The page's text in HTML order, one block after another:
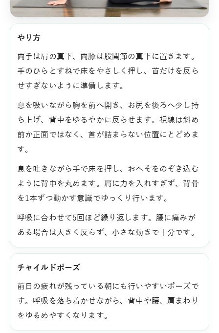
やり方
両手は肩の真下、両膝は股関節の真下に置きます。
手のひらとすねで床をやさしく押し、首だけを反ら
せすぎないように準備します。
息を吸いながら胸を前へ開き、お尻を後ろへ少し持
ち上げ、背中をゆるやかに反らせます。視線は斜め
前か正面ではなく、首が詰まらない位置にとどめま
す。
息を吐きながら手で床を押し、おへそをのぞき込む
ように背中を丸めます。肩に力を入れすぎず、背骨
を1本ずつ動かす意識でゆっくり行います。
呼吸に合わせて5回ほど繰り返します。腰に痛みが
ある場合は大きく反らず、小さな動きで十分です。
チャイルドポーズ
前日の疲れが残っている朝にも行いやすいポーズで
す。呼吸を落ち着かせながら、背中や腰、肩まわり
をゆるめやすくなります。